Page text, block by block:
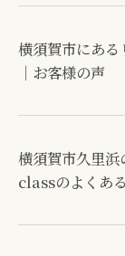
横須賀市にあ
｜お客様の声
横須賀市久里
classのよくあ